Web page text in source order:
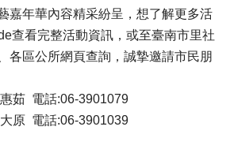
年華內容精采紛呈，想了解更多活
查看完整活動資訊，或至臺南市里社
各區公所網頁查詢，誠摯邀請市民朋
茹 電話:06-3901079
原 電話:06-3901039